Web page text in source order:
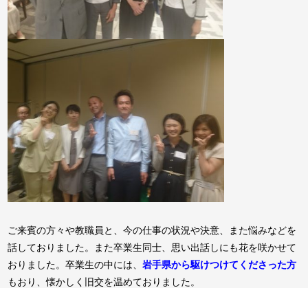
ご来賓の方々や教職員と、今の仕事の状況や決意、また悩みなどを
話しておりました。また卒業生同士、思い出話しにも花を咲かせて
おりました。卒業生の中には、岩手県から駆けつけてくださった方
もおり、懐かしく旧交を温めておりました。